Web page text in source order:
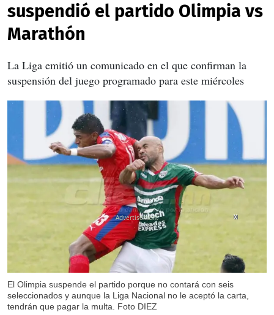
suspendió el partido Olimpia vs
Marathón
La Liga emitió un comunicado en el que confirman la
suspensión del juego programado para este miércoles
El Olimpia suspende el partido porque no contará con seis
seleccionados y aunque la Liga Nacional no le aceptó la carta,
tendrán que pagar la multa. Foto DIEZ
X
X
X